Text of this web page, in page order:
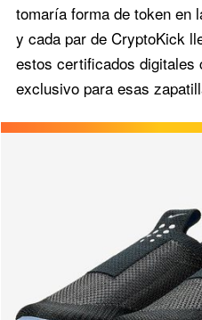
tomaría forma de token en
y cada par de CryptoKick
estos certificados digitales
exclusivo para esas